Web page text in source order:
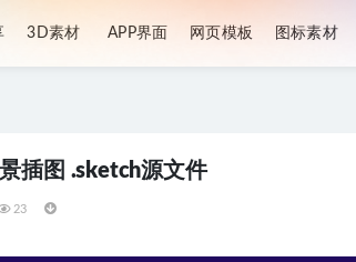
3D素材 APP界面 网页模板 图标素材
插图 .sketch源文件
23